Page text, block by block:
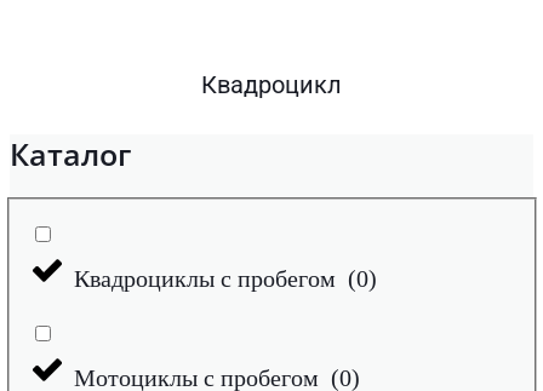
Квадроцикл
Каталог
Квадроциклы с пробегом (0)
Мотоциклы с пробегом (0)